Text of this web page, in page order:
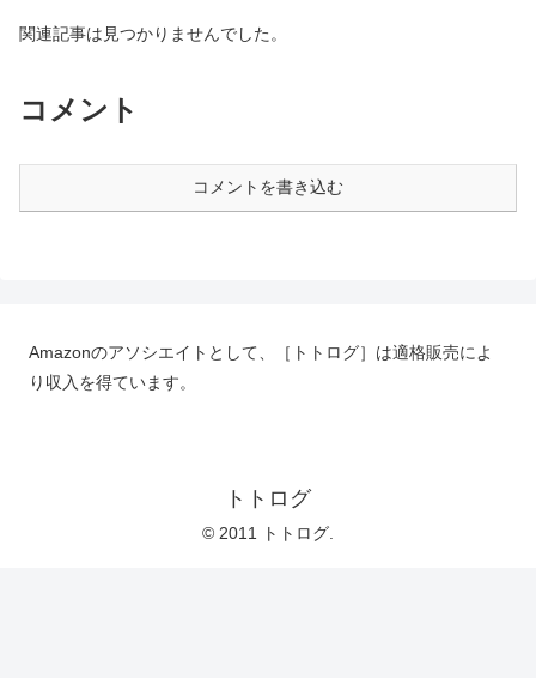
関連記事は見つかりませんでした。
コメント
コメントを書き込む
Amazonのアソシエイトとして、［トトログ］は適格販売によ
り収入を得ています。
トトログ
© 2011 トトログ.